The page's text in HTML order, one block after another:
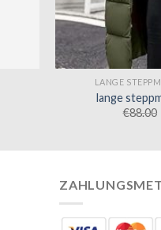
LANGE
lange
€88.00